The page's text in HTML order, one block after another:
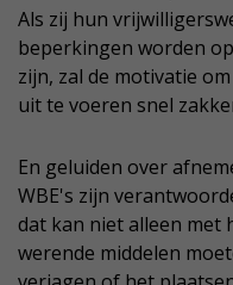
Als zij hun
beperkingen worden
zijn, zal de motivatie
uit te voeren snel
En geluiden over
WBE's zijn
dat kan niet alleen met
werende middelen